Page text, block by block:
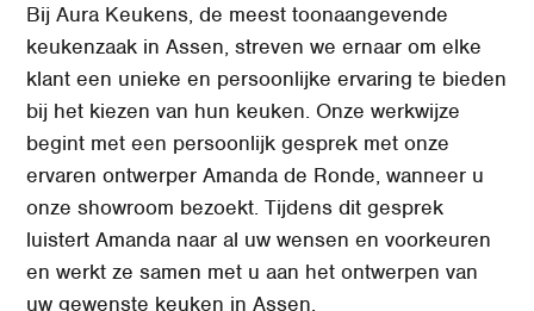
Bij Aura Keukens, de meest toonaangevende
keukenzaak in Assen, streven we ernaar om elke
klant een unieke en persoonlijke ervaring te bieden
bij het kiezen van hun keuken. Onze werkwijze
begint met een persoonlijk gesprek met onze
ervaren ontwerper Amanda de Ronde, wanneer u
onze showroom bezoekt. Tijdens dit gesprek
luistert Amanda naar al uw wensen en voorkeuren
en werkt ze samen met u aan het ontwerpen van
uw gewenste keuken in Assen.